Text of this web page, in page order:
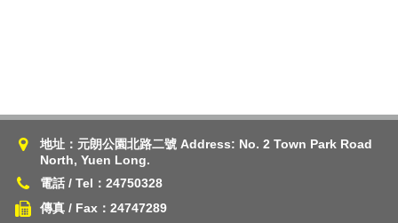
地址：元朗公園北路二號 Address: No. 2 Town Park Road
North, Yuen Long.
電話 / Tel：24750328
傳真 / Fax：24747289